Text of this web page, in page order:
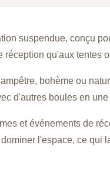
suspendue, conçu
qu'aux tentes
bohème ou
d'autres boules en
et événements de
l'espace, ce